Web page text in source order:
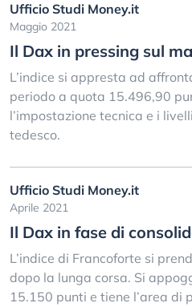
Ufficio Studi Money.it
Maggio 2021
Il Dax in pressing sul
L’indice si appresta ad
periodo a quota 15.496,90
l’impostazione tecnica e i
tedesco.
Ufficio Studi Money.it
Aprile 2021
Il Dax in fase di
L’indice di Francoforte si
dopo la lunga corsa. Si
15.150 punti e tiene l’area di